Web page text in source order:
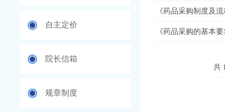
自主定价
院长信箱
规章制度
《药品采购制度及
《药品采购的基本
共